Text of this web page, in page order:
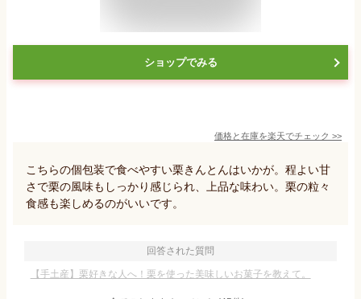
ショップでみる
価格と在庫を楽天でチェック >>
こちらの個包装で食べやすい栗きんとんはいかが。程よい甘
さで栗の風味もしっかり感じられ、上品な味わい。栗の粒々
食感も楽しめるのがいいです。
回答された質問
【手土産】栗好きな人へ！栗を使った美味しいお菓子を教えて。